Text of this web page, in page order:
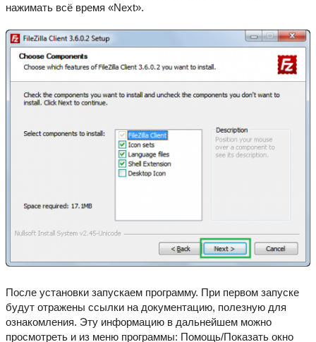
нажимать всё время «Next».
После установки запускаем программу. При первом запуске
будут отражены ссылки на документацию, полезную для
ознакомления. Эту информацию в дальнейшем можно
просмотреть и из меню программы: Помощь/Показать окно